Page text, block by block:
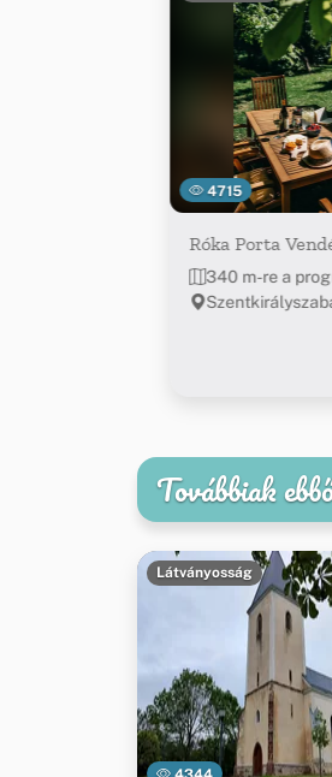
4715
Róka Porta
340 m-re a
Továbbiak
Látványosság